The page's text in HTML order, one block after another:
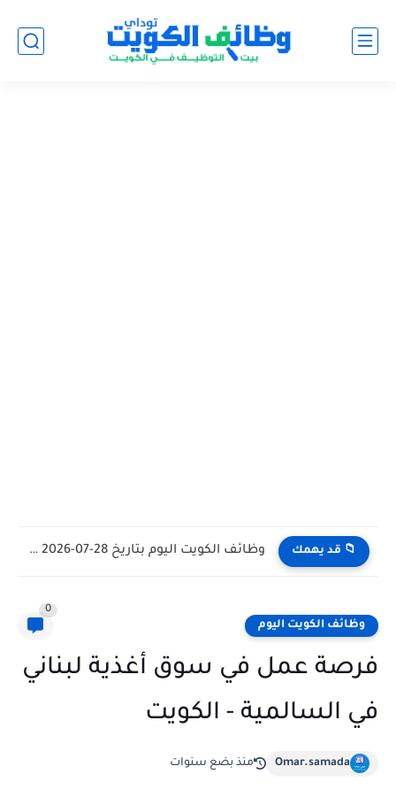
📁 قد يهمك وظائف الكويت اليوم بتاريخ 28-07-2026 للأجانب والمواطنين في مختلف التخصصات
وظائف الكويت اليوم
0
فرصة عمل في سوق أغذية لبناني
في السالمية - الكويت
Omar.samada منذ بضع سنوات